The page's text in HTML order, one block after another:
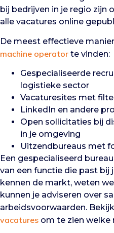
bij bedrijven in je regio zijn
alle vacatures online
De meest effectieve
machine operator te vinden:
Gespecialiseerde
logistieke sector
Vacaturesites met
LinkedIn en andere
Open sollicitaties bij
in je omgeving
Uitzendbureaus met
Een gespecialiseerd
van een functie die past bij
kennen de markt, weten
kunnen je adviseren over
arbeidsvoorwaarden.
vacatures om te zien welke